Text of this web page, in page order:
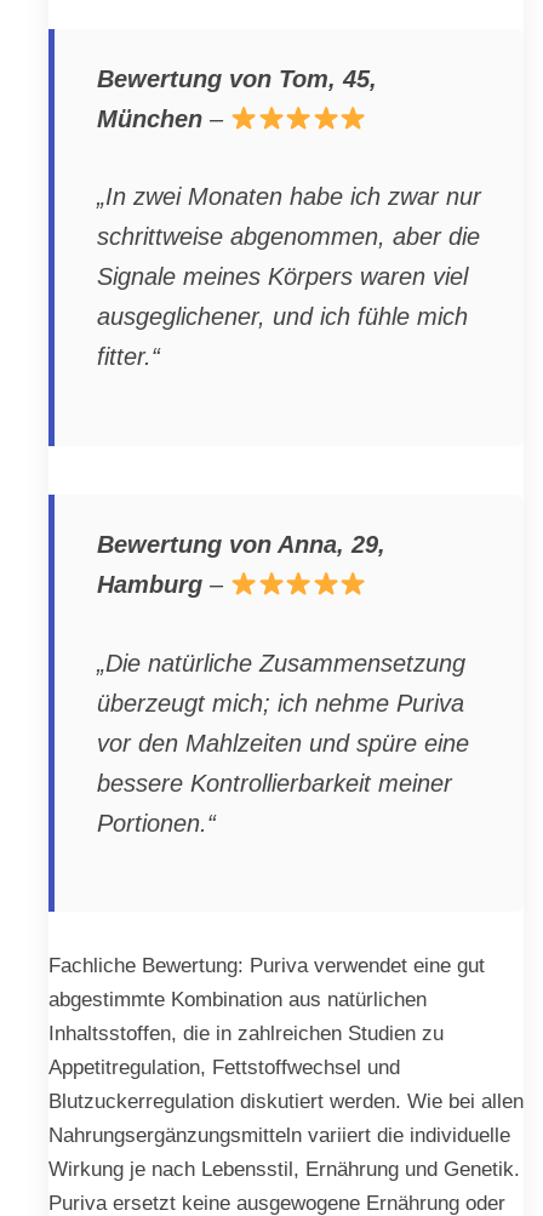
Bewertung von Tom, 45,
München –
„In zwei Monaten habe ich zwar nur
schrittweise abgenommen, aber die
Signale meines Körpers waren viel
ausgeglichener, und ich fühle mich
fitter.“
Bewertung von Anna, 29,
Hamburg –
„Die natürliche Zusammensetzung
überzeugt mich; ich nehme Puriva
vor den Mahlzeiten und spüre eine
bessere Kontrollierbarkeit meiner
Portionen.“
Fachliche Bewertung: Puriva verwendet eine gut
abgestimmte Kombination aus natürlichen
Inhaltsstoffen, die in zahlreichen Studien zu
Appetitregulation, Fettstoffwechsel und
Blutzuckerregulation diskutiert werden. Wie bei allen
Nahrungsergänzungsmitteln variiert die individuelle
Wirkung je nach Lebensstil, Ernährung und Genetik.
Puriva ersetzt keine ausgewogene Ernährung oder